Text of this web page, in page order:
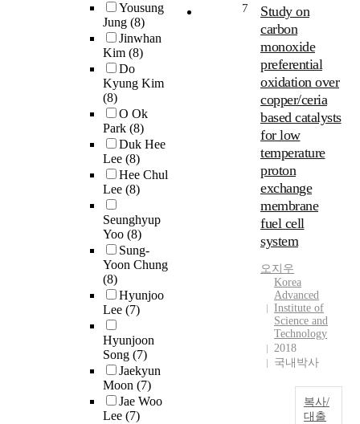
Yousung
Jung (8)
Jinwhan
Kim (8)
Do
Kyung Kim
(8)
O Ok
Park (8)
Duk Hee
Lee (8)
Hee Chul
Lee (8)
Seunghyup
Yoo (8)
Sung-
Yoon Chung
(8)
Hyunjoo
Lee (7)
Hyunjoon
Song (7)
Jaekyun
Moon (7)
Jae Woo
Lee (7)
7
Study on
carbon
monoxide
preferential
oxidation over
copper/ceria
based catalysts
for low
temperature
proton
exchange
membrane
fuel cell
system
오지우
Korea
Advanced
Institute of
Science and
Technology
2018
국내박사
복사/
대출